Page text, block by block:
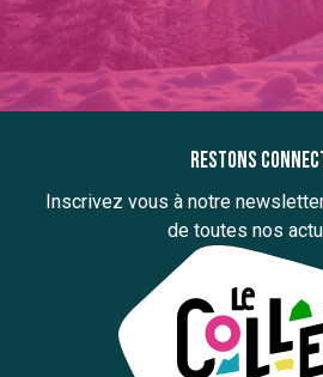
Restons
Inscrivez vous à notre
de toutes nos